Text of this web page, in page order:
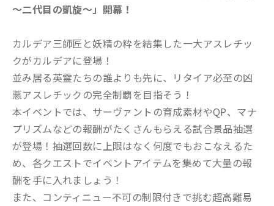
～二代目の凱旋～」開幕！
カルデア三師匠と妖精の粋を結集した一大アスレチッ
クがカルデアに登場！
並み居る英霊たちの誰よりも先に、リタイア必至の凶
悪アスレチックの完全制覇を目指そう！
本イベントでは、サーヴァントの育成素材やQP、マナ
プリズムなどの報酬がたくさんもらえる試合景品抽選
が登場！抽選回数に上限はなく何度でもおこなえるた
め、各クエストでイベントアイテムを集めて大量の報
酬を手に入れましょう！
また、コンティニュー不可の制限付きで挑む超高難易